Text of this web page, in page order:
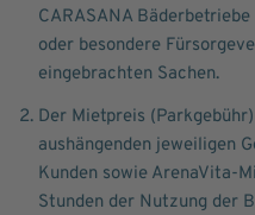
CARASANA
oder besondere
eingebrachten Sachen.
Der Mietpreis
aushängenden jeweiligen
Kunden sowie ArenaVita-
Stunden der Nutzung der